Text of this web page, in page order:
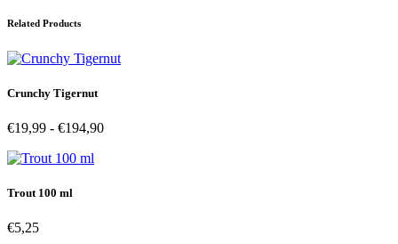
Related Products
Crunchy Tigernut
€19,99 - €194,90Prijsklasse:
Trout 100 ml
€5,25